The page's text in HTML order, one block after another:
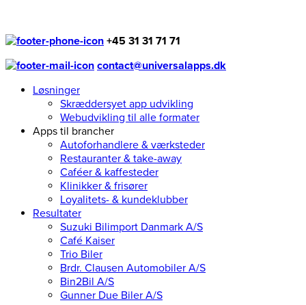
+45 31 31 71 71
contact@universalapps.dk
Løsninger
Skræddersyet app udvikling
Webudvikling til alle formater
Apps til brancher
Autoforhandlere & værksteder
Restauranter & take-away
Caféer & kaffesteder
Klinikker & frisører
Loyalitets- & kundeklubber
Resultater
Suzuki Bilimport Danmark A/S
Café Kaiser
Trio Biler
Brdr. Clausen Automobiler A/S
Bin2Bil A/S
Gunner Due Biler A/S